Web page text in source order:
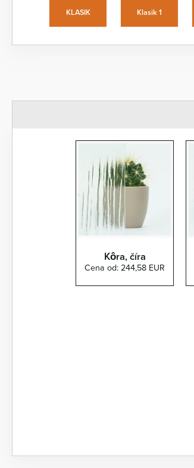
KLASIK Klasik 1
Kôra, číra
Cena od: 244,58 EUR